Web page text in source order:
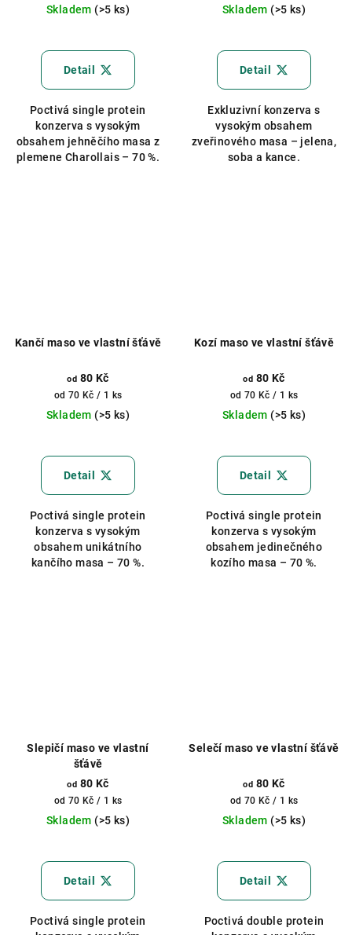
cena:
Skladem (>5 ks)
hodnocení
produktu
z
5
hvězdiček.
Detail
Poctivá single protein
konzerva s vysokým
obsahem jehněčího masa z
plemene Charollais – 70 %.
cena:
Skladem (>5 ks)
hodnocení
produktu
z
5
hvězdiček.
Detail
Exkluzivní konzerva s
vysokým obsahem
zveřinového masa – jelena,
soba a kance.
Kančí maso ve vlastní šťávě
od 80 Kč
Měrná
cena:
od 70 Kč / 1 ks
Skladem (>5 ks)
hodnocení
produktu
z
5
hvězdiček.
Detail
Poctivá single protein
konzerva s vysokým
obsahem unikátního
kančího masa – 70 %.
Kozí maso ve vlastní šťávě
od 80 Kč
Měrná
cena:
od 70 Kč / 1 ks
Skladem (>5 ks)
hodnocení
produktu
z
5
hvězdiček.
Detail
Poctivá single protein
konzerva s vysokým
obsahem jedinečného
kozího masa – 70 %.
Slepičí maso ve vlastní
šťávě
od 80 Kč
Měrná
cena:
od 70 Kč / 1 ks
Skladem (>5 ks)
Detail
Poctivá single protein
Selečí maso ve vlastní šťávě
od 80 Kč
Měrná
cena:
od 70 Kč / 1 ks
Skladem (>5 ks)
hodnocení
produktu
z
Detail
Poctivá double protein